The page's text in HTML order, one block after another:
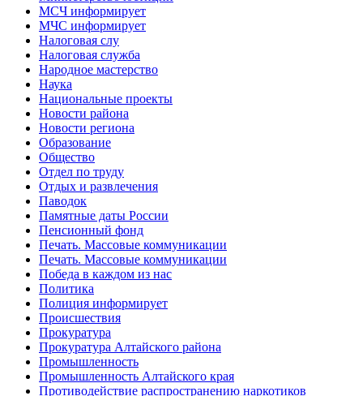
МСЧ информирует
МЧС информирует
Налоговая слу
Налоговая служба
Народное мастерство
Наука
Национальные проекты
Новости района
Новости региона
Образование
Общество
Отдел по труду
Отдых и развлечения
Паводок
Памятные даты России
Пенсионный фонд
Печать. Массовые коммуникации
Печать. Массовые коммуникации
Победа в каждом из нас
Политика
Полиция информирует
Происшествия
Прокуратура
Прокуратура Алтайского района
Промышленность
Промышленность Алтайского края
Противодействие распространению наркотиков